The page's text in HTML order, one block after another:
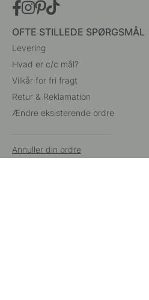
OFTE STILLEDE SPØRGSMÅL
Levering
Hvad er c/c mål?
Vilkår for fri fragt
Retur & Reklamation
Ændre eksisterende ordre
Annuller din ordre